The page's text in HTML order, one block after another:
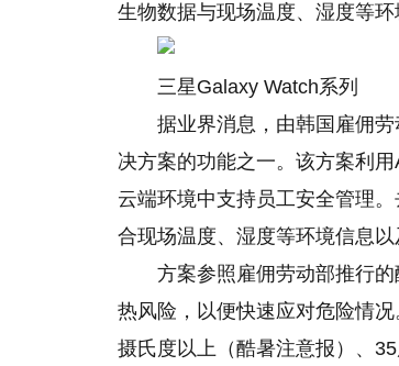
生物数据与现场温度、湿度等
三星Galaxy Watch系列
据业界消息，由韩国雇佣
决方案的功能之一。该方案利
云端环境中支持员工安全管理
合现场温度、湿度等环境信息
方案参照雇佣劳动部推行
热风险，以便快速应对危险情
摄氏度以上（酷暑注意报）、